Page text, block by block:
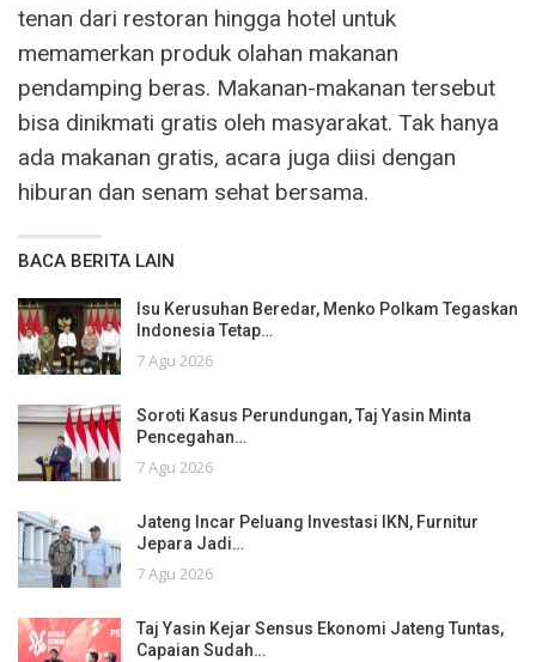
tenan dari restoran hingga hotel untuk
memamerkan produk olahan makanan
pendamping beras. Makanan-makanan tersebut
bisa dinikmati gratis oleh masyarakat. Tak hanya
ada makanan gratis, acara juga diisi dengan
hiburan dan senam sehat bersama.
BACA BERITA LAIN
Isu Kerusuhan Beredar, Menko Polkam Tegaskan
Indonesia Tetap…
7 Agu 2026
Soroti Kasus Perundungan, Taj Yasin Minta
Pencegahan…
7 Agu 2026
Jateng Incar Peluang Investasi IKN, Furnitur
Jepara Jadi…
7 Agu 2026
Taj Yasin Kejar Sensus Ekonomi Jateng Tuntas,
Capaian Sudah…